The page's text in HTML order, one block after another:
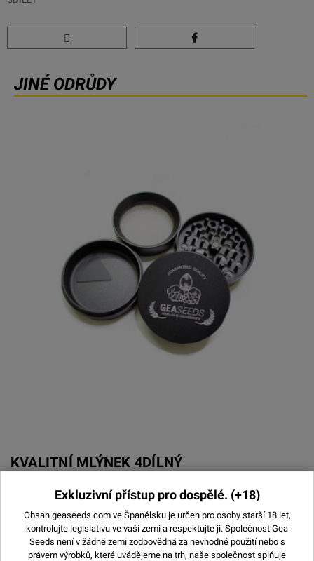
JINÉ ODRŮDY
KVALITNÍ MLÝNEK 4DÍLNÝ
VyprodánoExkluzivní přístup pro dospělé. (+18)
Obsah geaseeds.com ve Španělsku je určen pro osoby starší 18 let,
kontrolujte legislativu ve vaší zemi a respektujte ji. Společnost Gea
Seeds není v žádné zemi zodpovědná za nevhodné použití nebo s
právem výrobků, které uvádějeme na trh, naše společnost splňuje